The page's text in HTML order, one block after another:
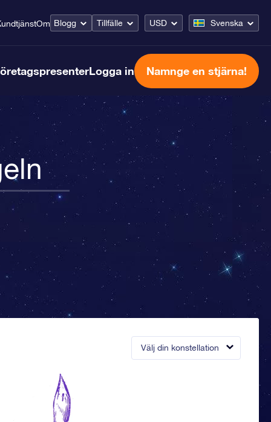
Om Blogg Tillfälle USD Svenska
Logga in Namnge en stjärna!
Välj din konstellation